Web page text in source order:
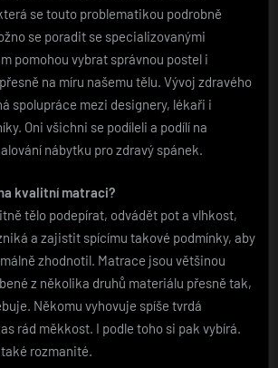
se touto problematikou podrobně
se poradit se specializovanými
pomohou vybrat správnou postel i
na míru našemu tělu. Vývoj zdravého
spolupráce mezi designery, lékaři i
Oni všichni se podíleli a podílí na
nábytku pro zdravý spánek.
kvalitní matraci?
tělo podepírat, odvádět pot a vlhkost,
a zajistit spícímu takové podmínky, aby
zhodnotil. Matrace jsou většinou
z několika druhů materiálu přesně tak,
Někomu vyhovuje spíše tvrdá
rád měkkost. I podle toho si pak vybírá.
rozmanité.